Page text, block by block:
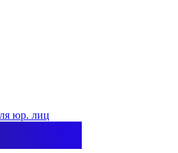
юр. лиц